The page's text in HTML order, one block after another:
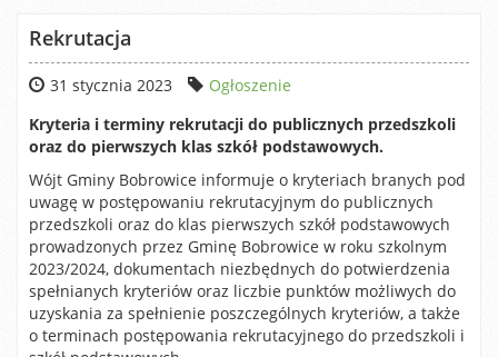
Rekrutacja
31 stycznia 2023
Ogłoszenie
Kryteria i terminy rekrutacji do publicznych przedszkoli
oraz do pierwszych klas szkół podstawowych.
Wójt Gminy Bobrowice informuje o kryteriach branych pod
uwagę w postępowaniu rekrutacyjnym do publicznych
przedszkoli oraz do klas pierwszych szkół podstawowych
prowadzonych przez Gminę Bobrowice w roku szkolnym
2023/2024, dokumentach niezbędnych do potwierdzenia
spełnianych kryteriów oraz liczbie punktów możliwych do
uzyskania za spełnienie poszczególnych kryteriów, a także
o terminach postępowania rekrutacyjnego do przedszkoli i